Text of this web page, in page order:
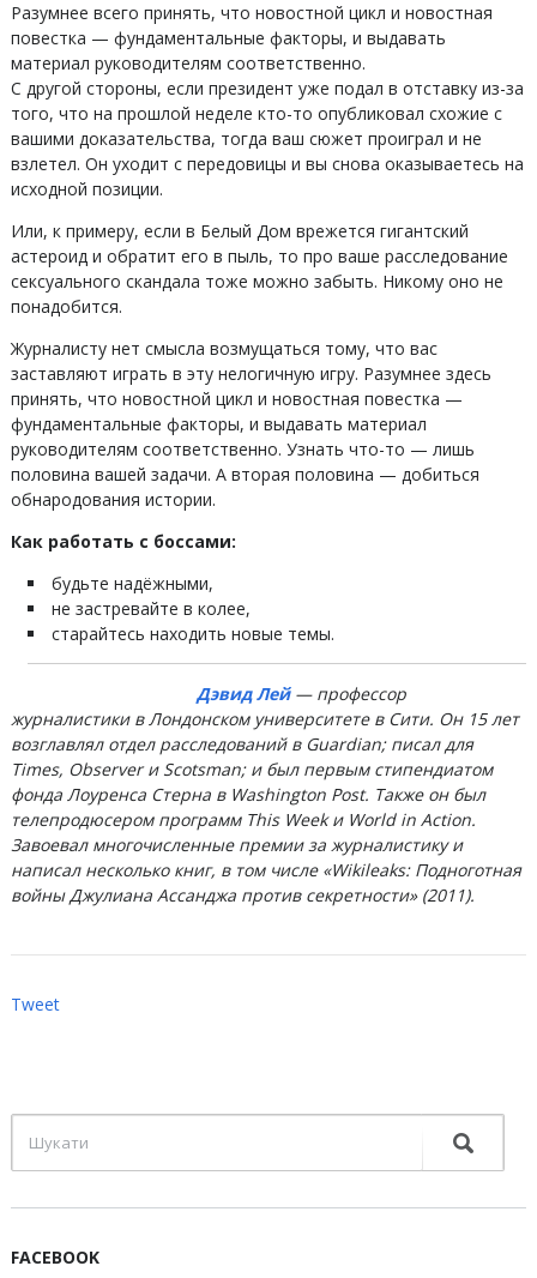
Разумнее всего принять, что новостной цикл и новостная
повестка — фундаментальные факторы, и выдавать
материал руководителям соответственно.
С другой стороны, если президент уже подал в отставку из-за
того, что на прошлой неделе кто-то опубликовал схожие с
вашими доказательства, тогда ваш сюжет проиграл и не
взлетел. Он уходит с передовицы и вы снова оказываетесь на
исходной позиции.
Или, к примеру, если в Белый Дом врежется гигантский
астероид и обратит его в пыль, то про ваше расследование
сексуального скандала тоже можно забыть. Никому оно не
понадобится.
Журналисту нет смысла возмущаться тому, что вас
заставляют играть в эту нелогичную игру. Разумнее здесь
принять, что новостной цикл и новостная повестка —
фундаментальные факторы, и выдавать материал
руководителям соответственно. Узнать что-то — лишь
половина вашей задачи. А вторая половина — добиться
обнародования истории.
Как работать с боссами:
будьте надёжными,
не застревайте в колее,
старайтесь находить новые темы.
Дэвид Лей — профессор
журналистики в Лондонском университете в Сити. Он 15 лет
возглавлял отдел расследований в Guardian; писал для
Times, Observer и Scotsman; и был первым стипендиатом
фонда Лоуренса Стерна в Washington Post. Также он был
телепродюсером программ This Week и World in Action.
Завоевал многочисленные премии за журналистику и
написал несколько книг, в том числе «Wikileaks: Подноготная
войны Джулиана Ассанджа против секретности» (2011).
Tweet
FACEBOOK